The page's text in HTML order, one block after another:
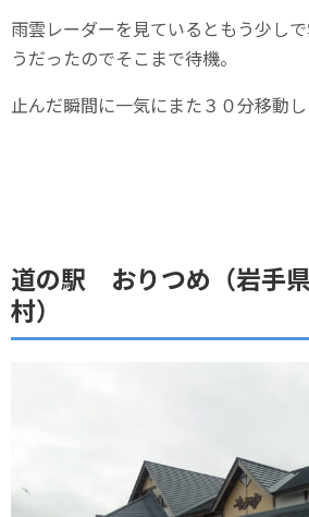
雨雲レーダーを見ているともう少し
うだったのでそこまで待機。
止んだ瞬間に一気にまた３０分移動し
道の駅 おりつめ（岩手
村）